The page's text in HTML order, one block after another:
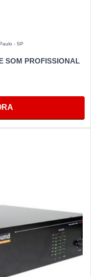
- SP
SOM PROFISSIONAL